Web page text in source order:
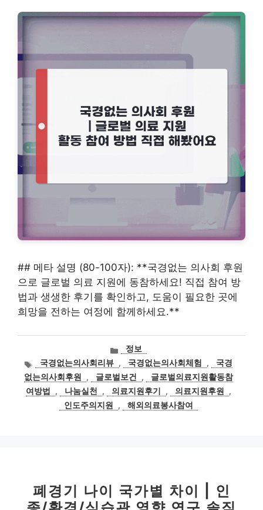
## 메타 설명 (80-100자): **국경없는 의사회 후원
으로 글로벌 의료 지원에 동참하세요! 직접 참여 방
법과 생생한 후기를 확인하고, 도움이 필요한 곳에
희망을 전하는 여정에 함께하세요.**
카
고
리
정보
태
그
국경없는의사회리뷰 , 국경없는의사회체험 ,
국경
없는의사회후원
, 글로벌보건 ,
글로벌의료지원활동참
여방법
, 나눔실천 , 의료지원후기 , 의료지원후원
,
인도주의지원
, 해외의료봉사참여
폐경기 나이 국가별 차이 | 인